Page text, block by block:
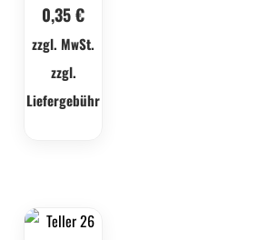
0,35€
zzgl. MwSt.
zzgl.
Liefergebühr